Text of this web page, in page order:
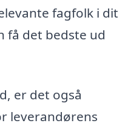
fagfolk i dit
få det bedste ud
er det også
leverandørens